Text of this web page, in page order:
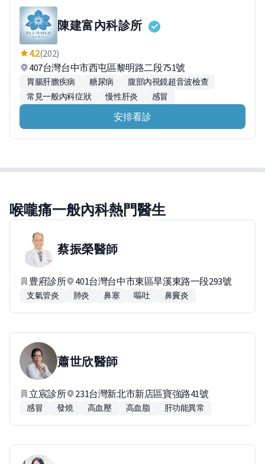
陳建富內科診所
4.2(202)
407台灣台中市西屯區黎明路二段751號
胃腸肝膽疾病 糖尿病
腹部內視鏡超音波檢查
常見一般內科症狀
慢性肝炎 感冒
安排看診
喉嚨痛一般內科熱門醫生
蔡振榮醫師
豊府診所 401台灣台中市東區旱溪東路一段293號
支氣管炎 肺炎 鼻塞 嘔吐 鼻竇炎
蕭世欣醫師
立宸診所 231台灣新北市新店區寶強路41號
感冒 發燒 高血壓 高血脂 肝功能異常